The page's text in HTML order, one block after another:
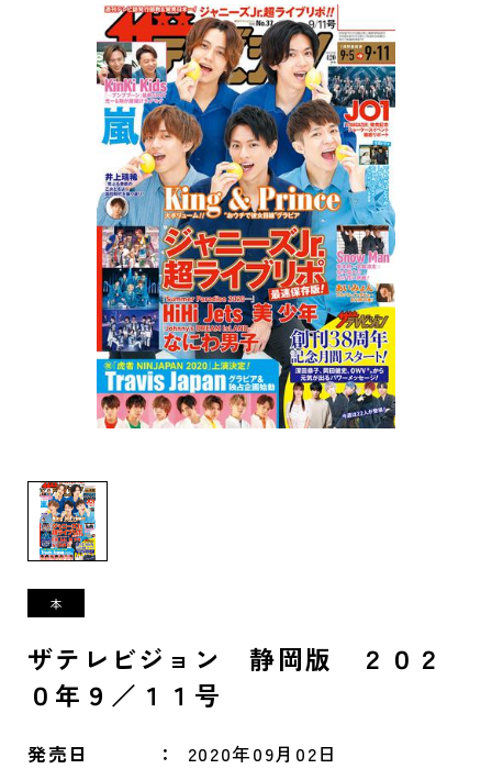
ザテレビジョン 静岡版 ２０２
０年９／１１号
発売日 2020年09月02日